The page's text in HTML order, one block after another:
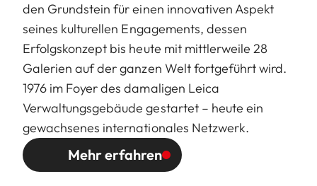
den Grundstein für einen innovativen Aspekt
seines kulturellen Engagements, dessen
Erfolgskonzept bis heute mit mittlerweile 28
Galerien auf der ganzen Welt fortgeführt wird.
1976 im Foyer des damaligen Leica
Verwaltungsgebäude gestartet – heute ein
gewachsenes internationales Netzwerk.
Mehr erfahren